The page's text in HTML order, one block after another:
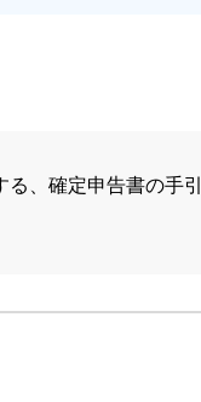
、確定申告書の手